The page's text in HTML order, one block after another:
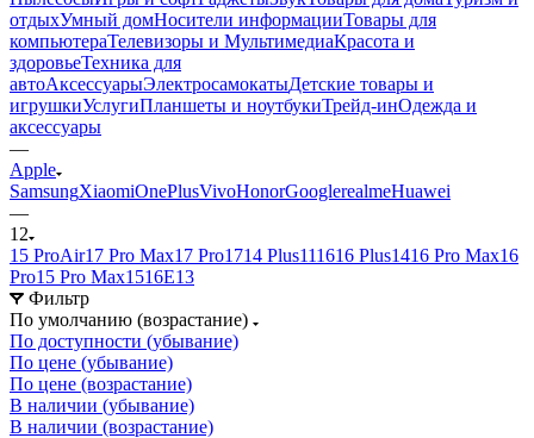
отдыхУмный домНосители информацииТовары для
компьютераТелевизоры и МультимедиаКрасота и
здоровьеТехника для
автоАксессуарыЭлектросамокатыДетские товары и
игрушкиУслугиПланшеты и ноутбукиТрейд-инОдежда и
аксессуары
—
Apple
SamsungXiaomiOnePlusVivoHonorGooglerealmeHuawei
—
12
15 ProAir17 Pro Max17 Pro1714 Plus111616 Plus1416 Pro Max16
Pro15 Pro Max1516E13
Фильтр
По умолчанию (возрастание)
По доступности (убывание)
По цене (убывание)
По цене (возрастание)
В наличии (убывание)
В наличии (возрастание)